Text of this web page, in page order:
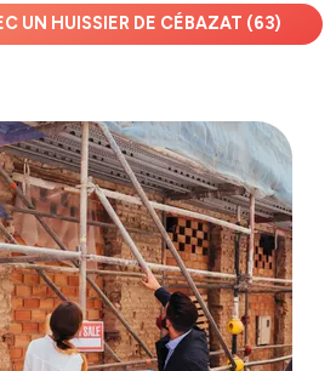
UN HUISSIER DE CÉBAZAT (63)